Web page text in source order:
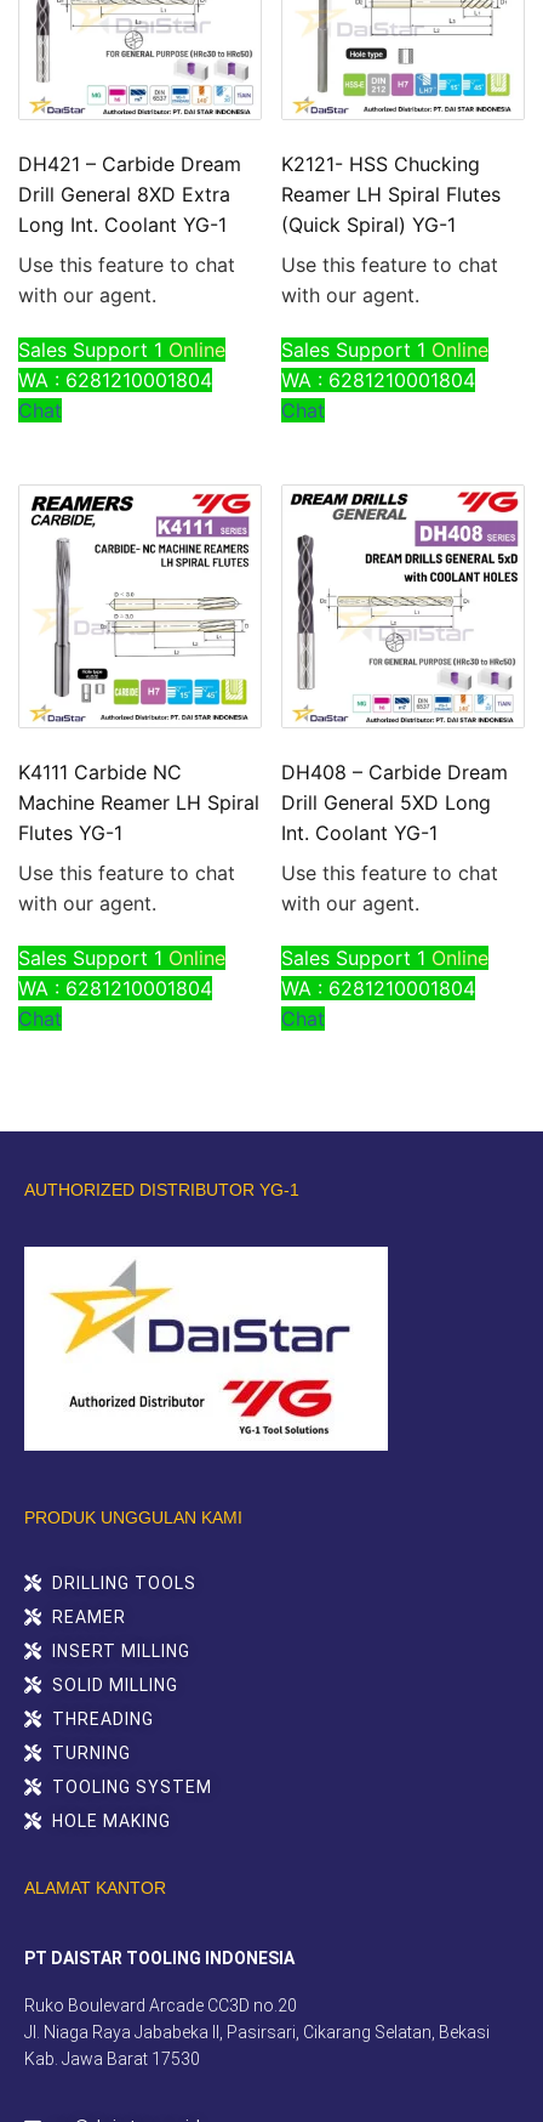
DH421 – Carbide Dream
Drill General 8XD Extra
Long Int. Coolant YG-1
Use this feature to chat
with our agent.
Sales Support 1 Online
WA : 6281210001804
Chat
K2121- HSS Chucking
Reamer LH Spiral Flutes
(Quick Spiral) YG-1
Use this feature to chat
with our agent.
Sales Support 1 Online
WA : 6281210001804
Chat
K4111 Carbide NC
Machine Reamer LH Spiral
Flutes YG-1
Use this feature to chat
with our agent.
Sales Support 1 Online
WA : 6281210001804
Chat
DH408 – Carbide Dream
Drill General 5XD Long
Int. Coolant YG-1
Use this feature to chat
with our agent.
Sales Support 1 Online
WA : 6281210001804
Chat
AUTHORIZED DISTRIBUTOR YG-1
PRODUK UNGGULAN KAMI
DRILLING TOOLS
REAMER
INSERT MILLING
SOLID MILLING
THREADING
TURNING
TOOLING SYSTEM
HOLE MAKING
ALAMAT KANTOR
PT DAISTAR TOOLING INDONESIA
Ruko Boulevard Arcade CC3D no.20
Jl. Niaga Raya Jababeka II, Pasirsari, Cikarang Selatan, Bekasi
Kab. Jawa Barat 17530